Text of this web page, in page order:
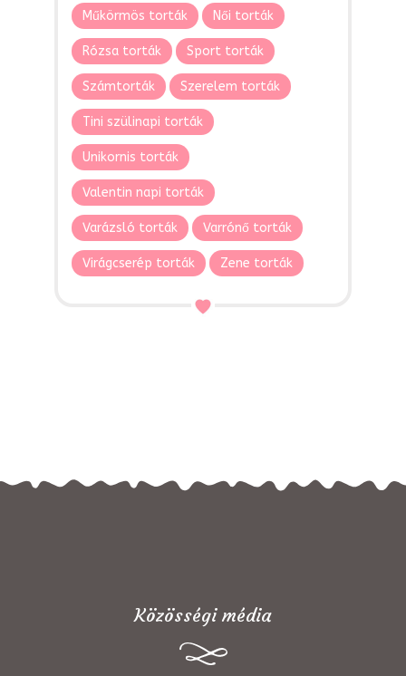
Műkörmös torták Női torták
Rózsa torták Sport torták
Számtorták Szerelem torták
Tini szülinapi torták
Unikornis torták
Valentin napi torták
Varázsló torták Varrónő torták
Virágcserép torták Zene torták
Közösségi média